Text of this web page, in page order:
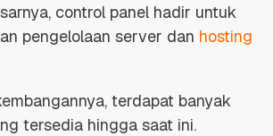
control panel hadir untuk
pengelolaan server dan hosting
terdapat banyak
tersedia hingga saat ini.